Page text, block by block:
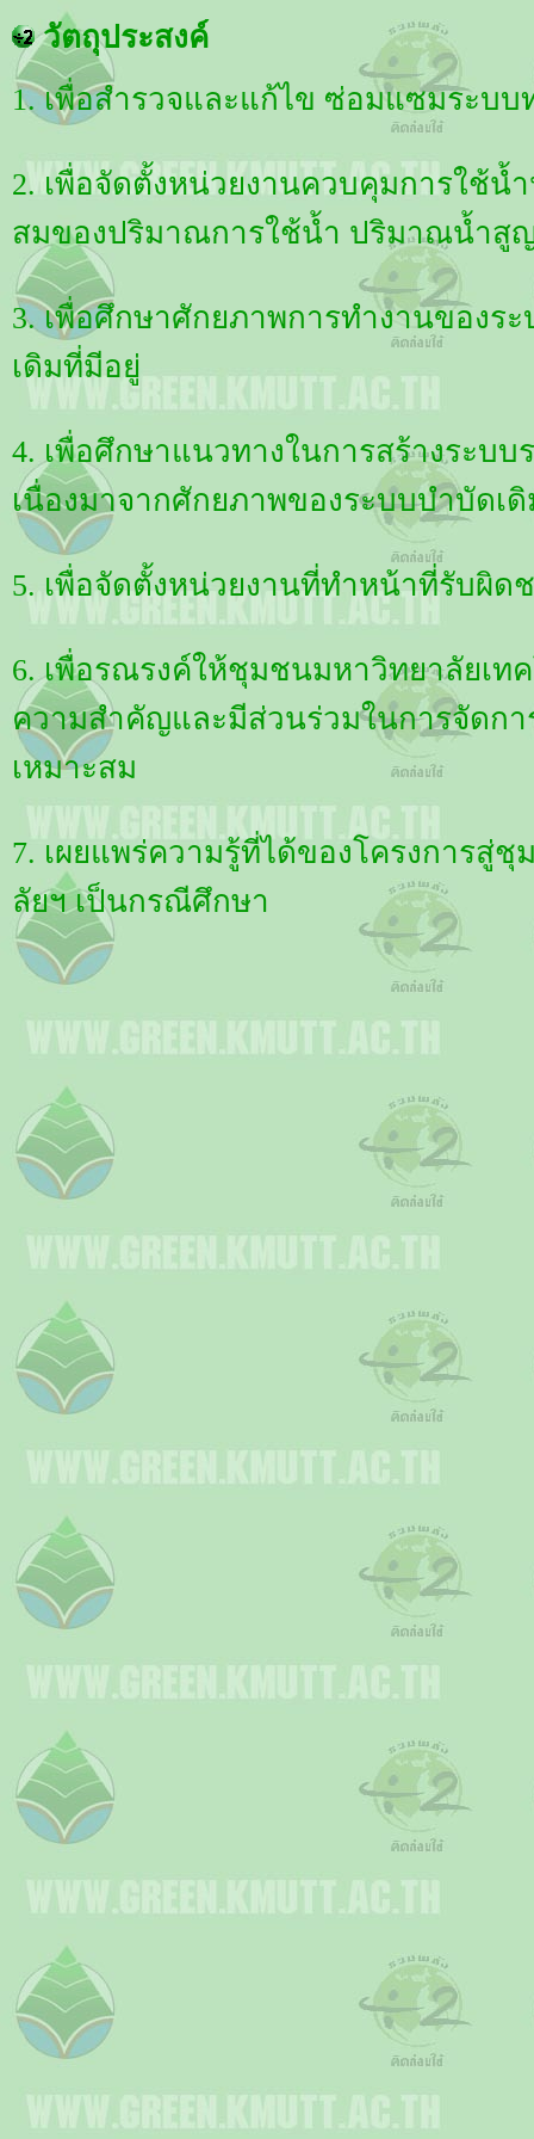
วัตถุประสงค์
1. เพื่อสำรวจและแก้ไข ซ่อมแซมระบ
2. เพื่อจัดตั้งหน่วยงานควบคุมการใช้น้
สมของปริมาณการใช้น้ำ ปริมาณน้ำสู
3. เพื่อศึกษาศักยภาพการทำงานของร
เดิมที่มีอยู่
4. เพื่อศึกษาแนวทางในการสร้างระบ
เนื่องมาจากศักยภาพของระบบบำบัดเดิ
5. เพื่อจัดตั้งหน่วยงานที่ทำหน้าที่รับผิด
6. เพื่อรณรงค์ให้ชุมชนมหาวิทยาลัยเท
ความสำคัญและมีส่วนร่วมในการจัดก
เหมาะสม
7. เผยแพร่ความรู้ที่ได้ของโครงการสู่
ลัยฯ เป็นกรณีศึกษา